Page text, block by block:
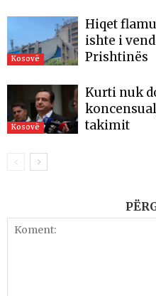
Kosovë
Hiqet
ishte i
Prishtinës
Kosovë
Kurti nuk
takimit